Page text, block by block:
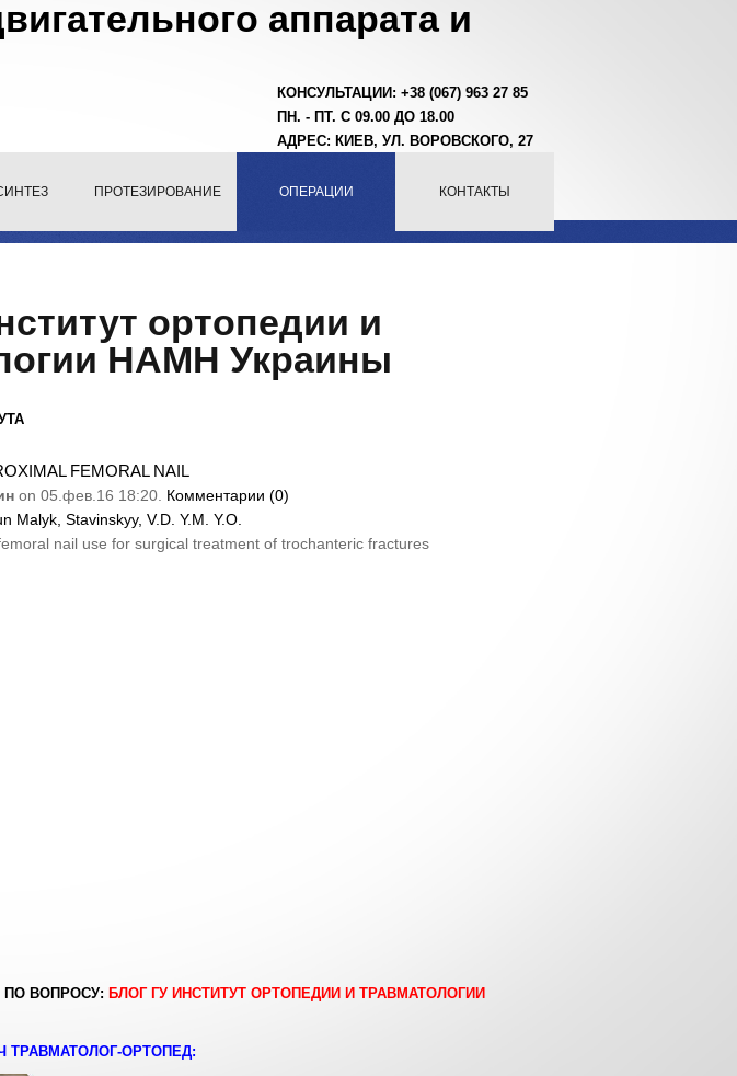
аппарата и
КОНСУЛЬТАЦИИ: +38 (067) 963 27 85
ПН. - ПТ. С 09.00 ДО 18.00
АДРЕС: КИЕВ, УЛ. ВОРОВСКОГО, 27
ПРОТЕЗИРОВАНИЕ ОПЕРАЦИИ КОНТАКТЫ
ортопедии и
НАМН Украины
FEMORAL NAIL
on 05.фев.16 18:20. Комментарии (0)
Malyk, Stavinskyy, V.D. Y.M. Y.O.
nail use for surgical treatment of trochanteric fractures
ПО ВОПРОСУ: БЛОГ ГУ ИНСТИТУТ ОРТОПЕДИИ И ТРАВМАТОЛОГИИ
ТРАВМАТОЛОГ-ОРТОПЕД: